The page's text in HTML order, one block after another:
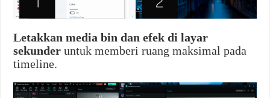
Letakkan media bin dan efek di layar
sekunder untuk memberi ruang maksimal pada
timeline.